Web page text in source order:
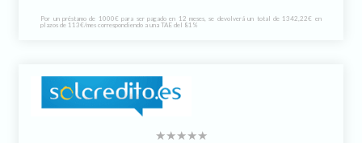
Por un préstamo de 1000€ para ser pagado en 12 meses, se devolverá un total de 1342,22€ en
plazos de 113€/mes correspondiendo a una TAE del 81%